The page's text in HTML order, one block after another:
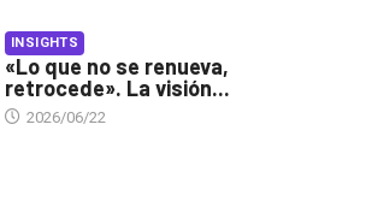
INSIGHTS
«Lo que no se renueva,
retrocede». La visión...
2026/06/22